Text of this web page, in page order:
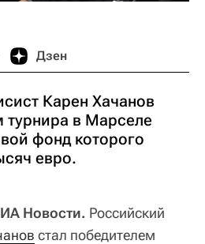
Дзен
Карен Хачанов
турнира в Марселе
фонд которого
евро.
Новости. Российский
стал победителем